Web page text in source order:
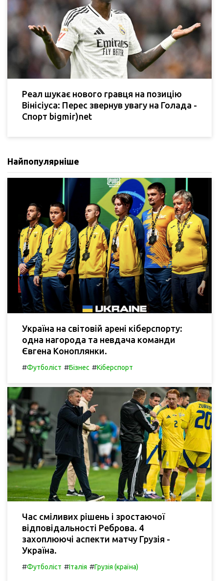
Реал шукає нового гравця на позицію
Вінісіуса: Перес звернув увагу на Голада -
Спорт bigmir)net
Найпопулярніше
Україна на світовій арені кіберспорту:
одна нагорода та невдача команди
Євгена Коноплянки.
#Футболіст #Бізнес #Кіберспорт
Час сміливих рішень і зростаючої
відповідальності Реброва. 4
захоплюючі аспекти матчу Грузія -
Україна.
#Футболіст #Італія #Грузія (країна)